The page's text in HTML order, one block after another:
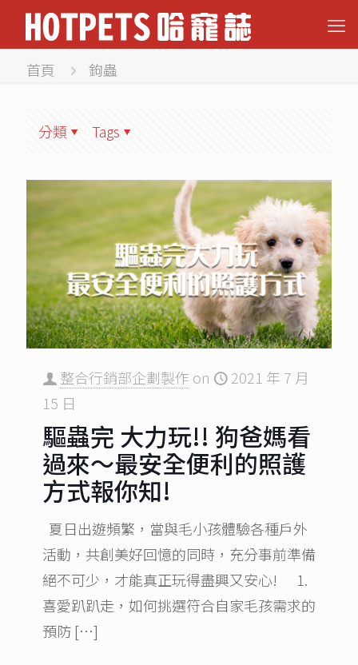
首頁 鉤蟲
分類 Tags
整合行銷部企劃製作 on
2021 年 7 月
15 日
驅蟲完 大力玩!! 狗爸媽看
過來～最安全便利的照護
方式報你知!
夏日出遊頻繁，當與毛小孩體驗各種戶外
活動，共創美好回憶的同時，充分事前準備
絕不可少，才能真正玩得盡興又安心! 1.
喜愛趴趴走，如何挑選符合自家毛孩需求的
預防 […]